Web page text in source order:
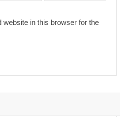
in this browser for the